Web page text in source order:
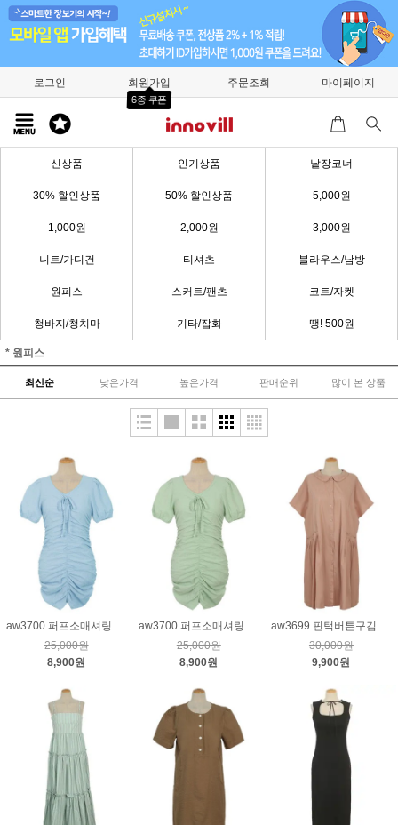
로그인 회원가입
6종 쿠폰
주문조회 마이페이지
신상품 인기상품 낱장코너
30% 할인상품 50% 할인상품 5,000원
1,000원 2,000원 3,000원
니트/가디건 티셔츠 블라우스/남방
원피스 스커트/팬츠 코트/자켓
청바지/청치마 기타/잡화 땡! 500원
* 원피스
최신순 낮은가격 높은가격 판매순위 많이 본 상품
aw3700 퍼프소매셔링원피스_연블루
25,000원
8,900원
aw3700 퍼프소매셔링원피스_연그린
25,000원
8,900원
aw3699 핀턱버튼구김원피스_인디핑크
30,000원
9,900원